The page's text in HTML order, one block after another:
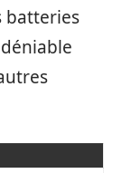
batteries